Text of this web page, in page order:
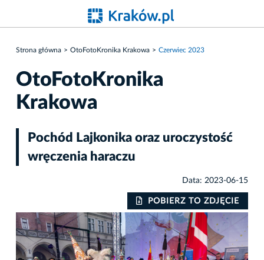
Strona główna OtoFotoKronika Krakowa Czerwiec 2023
OtoFotoKronika
Krakowa
Pochód Lajkonika oraz uroczystość
wręczenia haraczu
Data: 2023-06-15
POBIERZ TO ZDJĘCIE